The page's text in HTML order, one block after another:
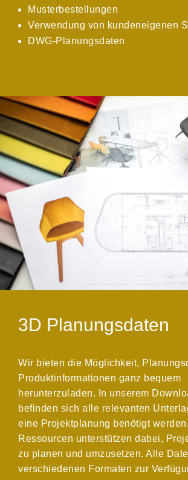
Musterbestellungen
Verwendung von kundeneigenen
DWG-Planungsdaten
3D Planungsdaten
Wir bieten die Möglichkeit,
Produktinformationen ganz bequem
herunterzuladen. In unserem
befinden sich alle relevanten
eine Projektplanung benötigt
Ressourcen unterstützen dabei,
zu planen und umzusetzen. Alle
verschiedenen Formaten zur